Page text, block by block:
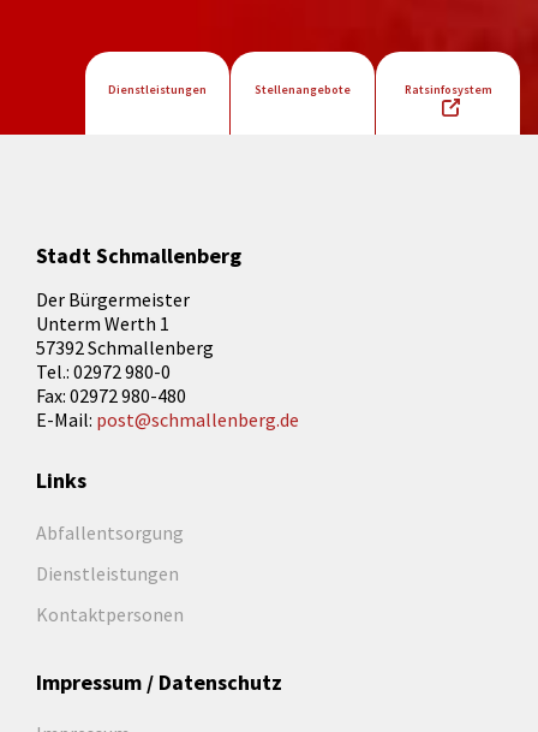
Dienstleistungen Stellenangebote Ratsinfosystem
Stadt Schmallenberg
Der Bürgermeister
Unterm Werth 1
57392 Schmallenberg
Tel.: 02972 980-0
Fax: 02972 980-480
E-Mail: post@schmallenberg.de
Links
Abfallentsorgung
Dienstleistungen
Kontaktpersonen
Impressum / Datenschutz